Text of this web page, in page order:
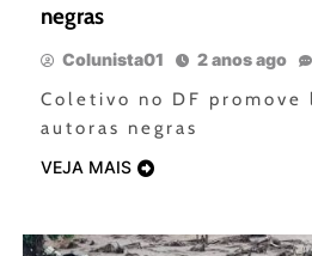
negras
Colunista01 2 anos ago
Coletivo no DF
autoras negras
VEJA MAIS